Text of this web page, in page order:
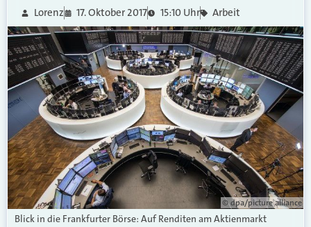
Lorenz 17. Oktober 2017 15:10 Uhr Arbeit
© dpa/picture alliance
Blick in die Frankfurter Börse: Auf Renditen am Aktienmarkt